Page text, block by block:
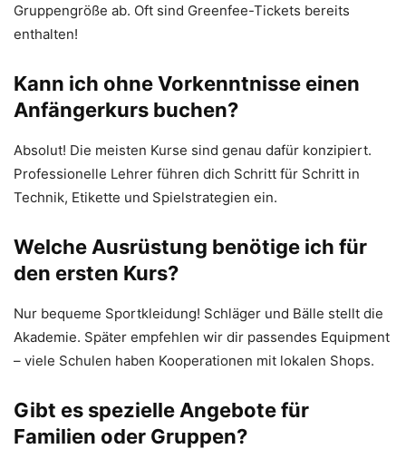
Gruppengröße ab. Oft sind Greenfee-Tickets bereits
enthalten!
Kann ich ohne Vorkenntnisse einen
Anfängerkurs buchen?
Absolut! Die meisten Kurse sind genau dafür konzipiert.
Professionelle Lehrer führen dich Schritt für Schritt in
Technik, Etikette und Spielstrategien ein.
Welche Ausrüstung benötige ich für
den ersten Kurs?
Nur bequeme Sportkleidung! Schläger und Bälle stellt die
Akademie. Später empfehlen wir dir passendes Equipment
– viele Schulen haben Kooperationen mit lokalen Shops.
Gibt es spezielle Angebote für
Familien oder Gruppen?